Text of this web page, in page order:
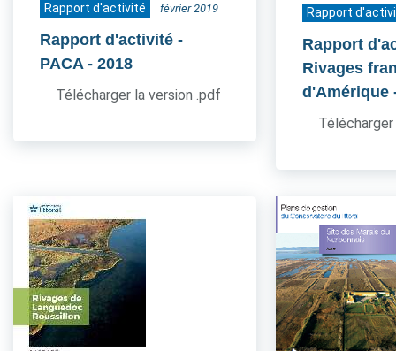
Rapport d'activité février 2019
Rapport d'activité -
PACA - 2018
Télécharger la version .pdf
Rapport
Rapport
Rivages
d'Amérique